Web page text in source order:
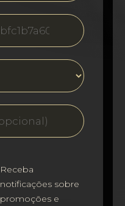
Receba
notificações sobre
promoções e